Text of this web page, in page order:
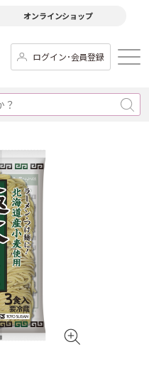
オンラインショップ
ログイン･会員登録